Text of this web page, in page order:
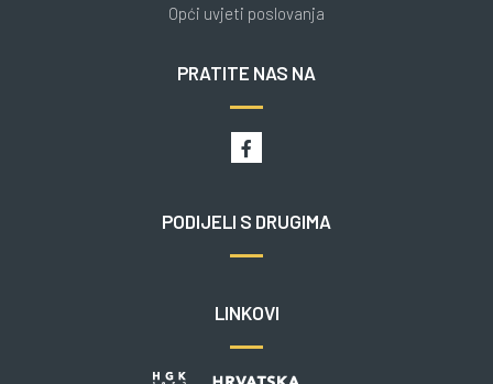
Opći uvjeti poslovanja
PRATITE NAS NA
PODIJELI S DRUGIMA
LINKOVI